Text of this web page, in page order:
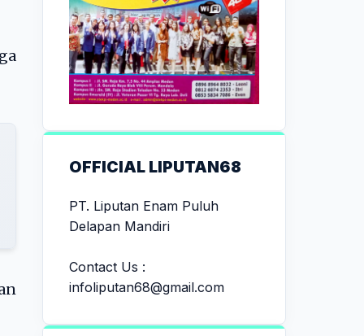
OFFICIAL LIPUTAN68
PT. Liputan Enam Puluh
Delapan Mandiri
Contact Us :
infoliputan68@gmail.com